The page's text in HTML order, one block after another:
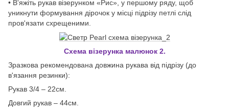
• В'яжіть рукав візерунком «Рис», у першому ряду, щоб
уникнути формування дірочок у місці підрізу петлі слід
пров'язати схрещеними.
Схема візерунка малюнок 2.
Зразкова рекомендована довжина рукава від підрізу (до
в'язання резинки):
Рукав 3/4 – 22см.
Довгий рукав – 44см.